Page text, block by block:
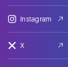
Instagram
X